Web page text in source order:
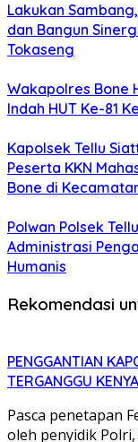
Lakukan
dan Bangun
Tokaseng
Wakapolres Bone
Indah HUT Ke-81
Kapolsek Tellu
Peserta KKN
Bone di
Polwan Polsek
Administrasi
Humanis
Rekomendasi
PENGGANTIAN
TERGANGGU
Pasca penetapan
oleh penyidik